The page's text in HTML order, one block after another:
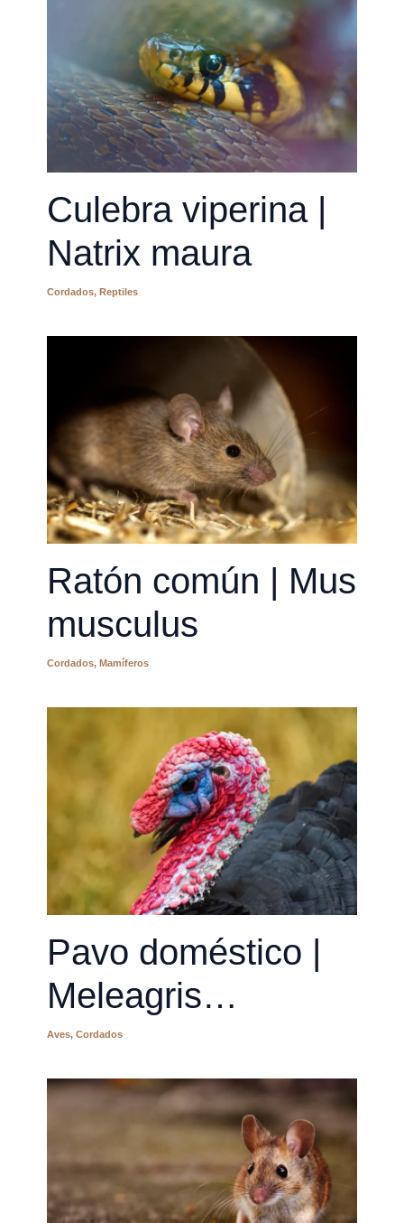
Culebra viperina |
Natrix maura
Cordados, Reptiles
Ratón común | Mus
musculus
Cordados, Mamíferos
Pavo doméstico |
Meleagris
gallopavo
Aves, Cordados